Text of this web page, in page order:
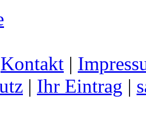
Kontakt |
| Ihr Eintrag |